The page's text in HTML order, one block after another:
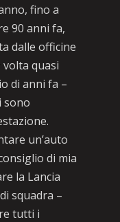
fino a
90 anni fa,
dalle officine
quasi
di anni fa –
sono
un’auto
di mia
la Lancia
squadra –
tutti i